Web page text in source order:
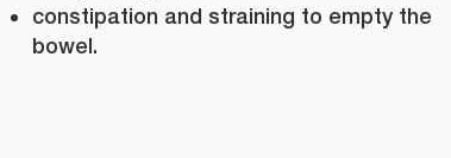
constipation and straining to empty the
bowel.